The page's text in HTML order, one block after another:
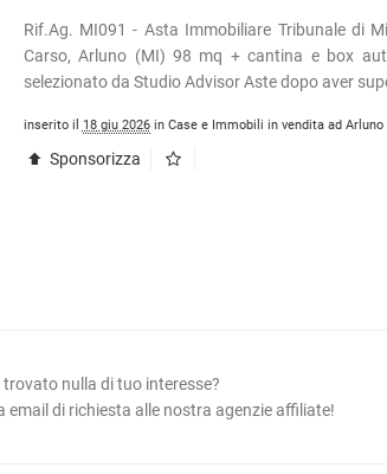
Rif.Ag. MI091 - Asta Immobiliare Tribunale di
Carso, Arluno (MI) 98 mq + cantina e box
selezionato da Studio Advisor Aste dopo aver
inserito il 18 giu 2026in Case e Immobili in vendita ad Arluno
Sponsorizza
nulla di tuo interesse?
email di richiesta alle nostra agenzie affiliate!